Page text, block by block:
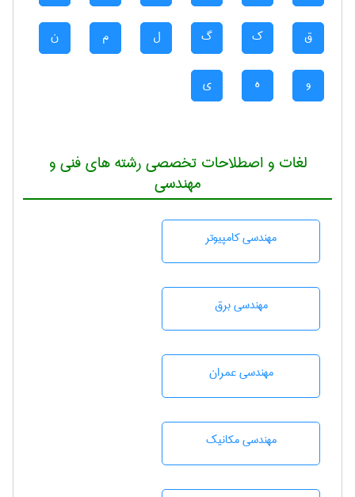
ق ک گ ل م ن
و ه ی
لغات و اصطلاحات تخصصی رشته های فنی و
مهندسی
مهندسی كامپيوتر
مهندسی برق
مهندسی عمران
مهندسی مکانیک